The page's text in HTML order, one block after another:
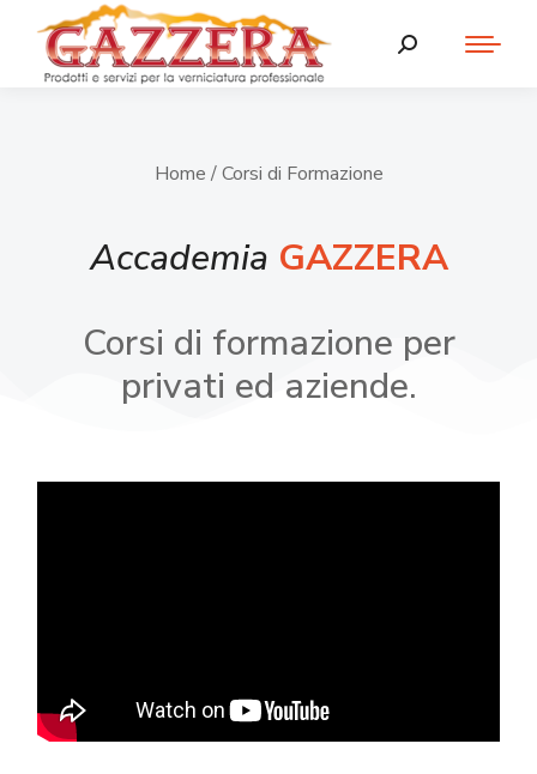
Home / Corsi di Formazione
Accademia GAZZERA
Corsi di formazione per
privati ed aziende.